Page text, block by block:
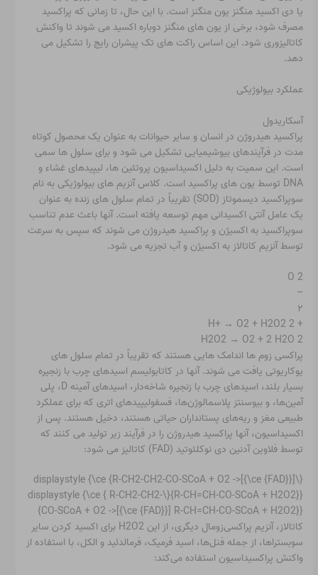
یا دی اکسید منگنز یون منگنز است. با این حال، تا زمانی که پراکسید
مصرف شود، برخی از یون های منگنز دوباره اکسید می شوند تا واکنش
کاتالیزوری شود. این اساس راکت های تک پیشران رایج را تشکیل می
دهد.
عملکرد بیولوژیکی
آسکاریدول
پراکسید هیدروژن در انسان و سایر حیوانات به عنوان یک محصول کوتاه
مدت در فرآیندهای بیوشیمیایی تشکیل می شود و برای سلول ها سمی
است. این سمیت به دلیل اکسیداسیون پروتئین ها، لیپیدهای غشاء و
DNA توسط یون های پراکسید است. کلاس آنزیم های بیولوژیکی به نام
سوپراکسید دیسموتاز (SOD) تقریباً در تمام سلول های زنده به عنوان
یک عامل آنتی اکسیدانی مهم توسعه یافته است. آنها باعث عدم تناسب
سوپراکسید به اکسیژن و پراکسید هیدروژن می شوند که سپس به سرعت
توسط آنزیم کاتالاز به اکسیژن و آب تجزیه می شود.
2 O
–
۲
+ 2 H+ → O2 + H2O2
2 H2O2 → O2 + 2 H2O
پراکسی زوم ها اندامک هایی هستند که تقریباً در تمام سلول های
یوکاریوتی یافت می شوند. آنها در کاتابولیسم اسیدهای چرب با زنجیره
بسیار بلند، اسیدهای چرب با زنجیره شاخه‌دار، اسیدهای آمینه D، پلی
آمین‌ها، و بیوسنتز پلاسمالوژن‌ها، فسفولیپیدهای اتری که برای عملکرد
طبیعی مغز و ریه‌های پستانداران حیاتی هستند، دخیل هستند. پس از
اکسیداسیون، آنها پراکسید هیدروژن را در فرآیند زیر تولید می کنند که
توسط فلاوین آدنین دی نوکلئوتید (FAD) کاتالیز می شود:
{\displaystyle {\ce {R-CH2-CH2-CO-SCoA + O2 ->[{\ce {FAD}}]
R-CH=CH-CO-SCoA + H2O2}}}{\displaystyle {\ce { R-CH2-CH2-
CO-SCoA + O2 ->[{\ce {FAD}}] R-CH=CH-CO-SCoA + H2O2}}}
کاتالاز، آنزیم پراکسی‌زومال دیگری، از این H2O2 برای اکسید کردن سایر
سوبستراها، از جمله فنل‌ها، اسید فرمیک، فرمالدئید و الکل، با استفاده از
واکنش پراکسیداسیون استفاده می‌کند: